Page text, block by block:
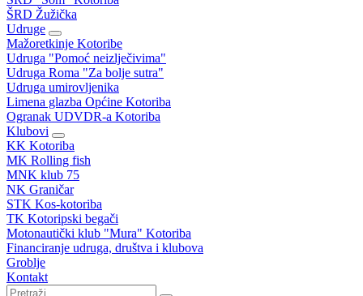
ŠRD Žužička
Udruge
Mažoretkinje Kotoribe
Udruga "Pomoć neizlječivima"
Udruga Roma "Za bolje sutra"
Udruga umirovljenika
Limena glazba Općine Kotoriba
Ogranak UDVDR-a Kotoriba
Klubovi
KK Kotoriba
MK Rolling fish
MNK klub 75
NK Graničar
STK Kos-kotoriba
TK Kotoripski begači
Motonautički klub "Mura" Kotoriba
Financiranje udruga, društva i klubova
Groblje
Kontakt